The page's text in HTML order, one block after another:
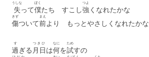
失
うしな
って僕
ぼく
たち すこし強
つよ
くなれたかな
傷
きず
ついて前
まえ
より もっとやさしくなれたかな
過
す
ぎる 月日
つきひ
は何
なに
を試
ため
すの